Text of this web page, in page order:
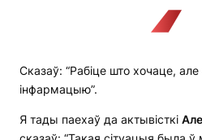
Сказаў: “Рабіце што хочаце,
інфармацыю”.
Я тады паехаў да актывісткі